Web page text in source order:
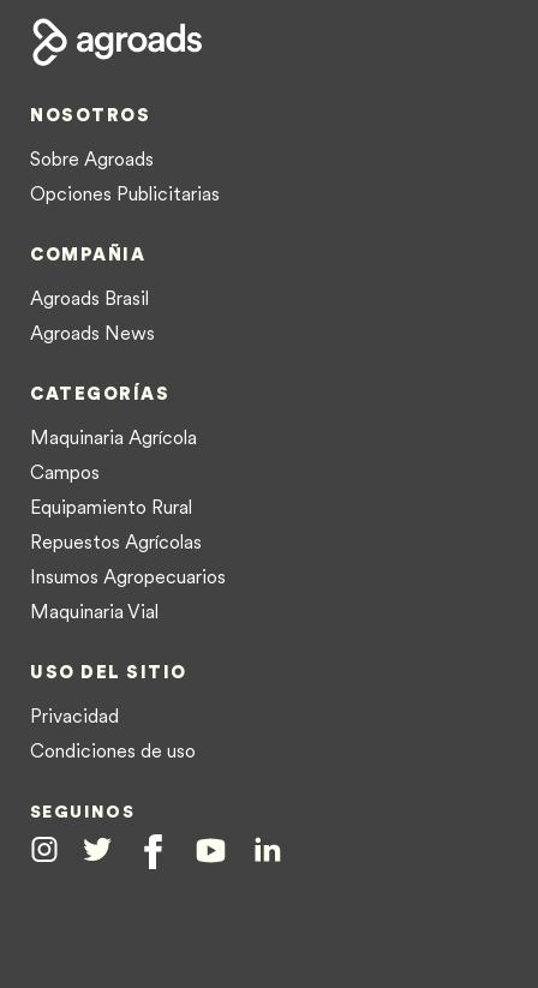
NOSOTROS
Sobre Agroads
Opciones Publicitarias
COMPAÑIA
Agroads Brasil
Agroads News
CATEGORÍAS
Maquinaria Agrícola
Campos
Equipamiento Rural
Repuestos Agrícolas
Insumos Agropecuarios
Maquinaria Vial
USO DEL SITIO
Privacidad
Condiciones de uso
SEGUINOS
InstagramTwitter FacebookYoutubeLinkedin